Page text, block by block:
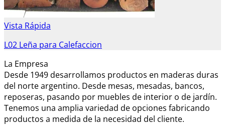
Vista Rápida
L02 Leña para Calefaccion
La Empresa
Desde 1949 desarrollamos productos en maderas duras
del norte argentino. Desde mesas, mesadas, bancos,
reposeras, pasando por muebles de interior o de jardín.
Tenemos una amplia variedad de opciones fabricando
productos a medida de la necesidad del cliente.